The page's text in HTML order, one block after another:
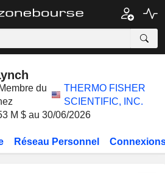
du
THERMO FISHER
SCIENTIFIC, INC.
M $ au 30/06/2026
Réseau Personnel